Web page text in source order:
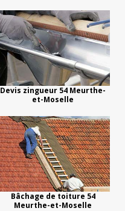
Devis zingueur 54 Meurthe-
et-Moselle
Bâchage de toiture 54
Meurthe-et-Moselle